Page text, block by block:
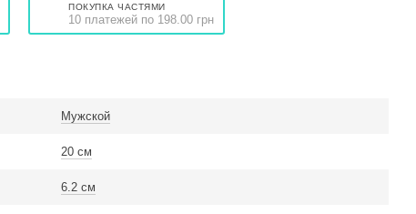
ПОКУПКА ЧАСТЯМИ
10 платежей по 198.00 грн
Мужской
20 см
6.2 см